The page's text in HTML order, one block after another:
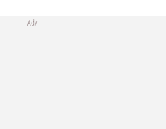
Adv